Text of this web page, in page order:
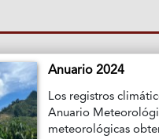
Anuario 2024
Los registros
Anuario
meteorológicas